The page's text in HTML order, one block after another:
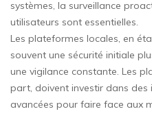
systèmes, la surveillance
utilisateurs sont essentielles.
Les plateformes locales, en
souvent une sécurité initiale
une vigilance constante. Les
part, doivent investir dans des
avancées pour faire face aux